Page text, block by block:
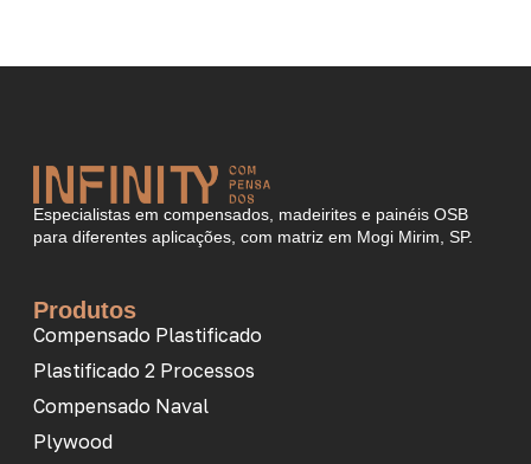
Especialistas em compensados, madeirites e painéis OSB
para diferentes aplicações, com matriz em Mogi Mirim, SP.
Produtos
Compensado Plastificado
Plastificado 2 Processos
Compensado Naval
Plywood